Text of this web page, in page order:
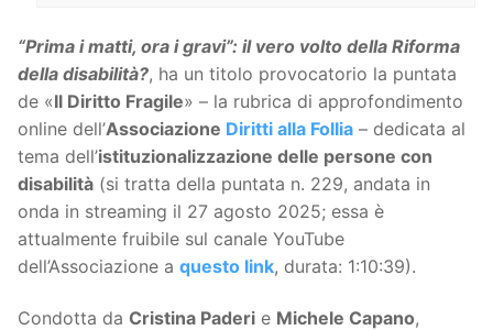
“Prima i matti, ora i gravi”: il vero volto della Riforma
della disabilità?, ha un titolo provocatorio la puntata
de «Il Diritto Fragile» – la rubrica di approfondimento
online dell’Associazione Diritti alla Follia – dedicata al
tema dell’istituzionalizzazione delle persone con
disabilità (si tratta della puntata n. 229, andata in
onda in streaming il 27 agosto 2025; essa è
attualmente fruibile sul canale YouTube
dell’Associazione a questo link, durata: 1:10:39).
Condotta da Cristina Paderi e Michele Capano,